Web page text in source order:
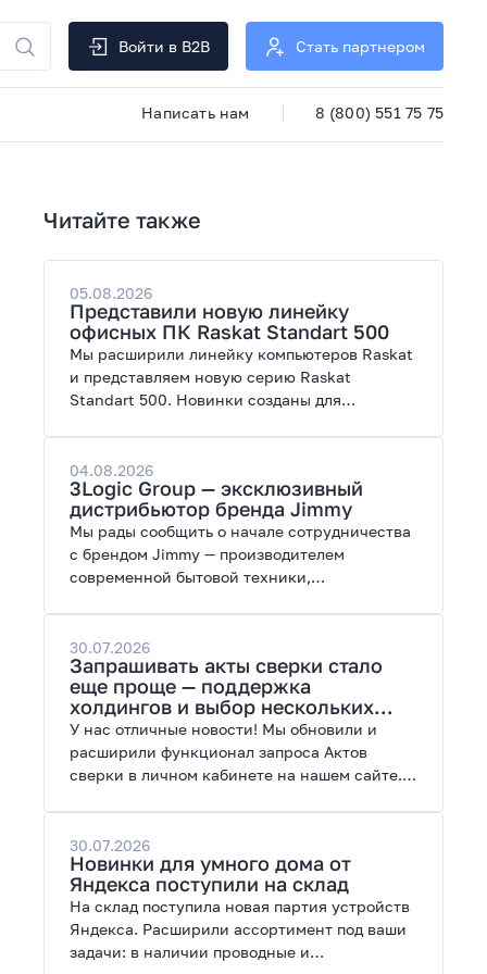
Войти в B2B Стать партнером
Написать нам 8 (800) 551 75 75
Читайте также
05.08.2026
Представили новую линейку
офисных ПК Raskat Standart 500
Мы расширили линейку компьютеров Raskat
и представляем новую серию Raskat
Standart 500. Новинки созданы для
энергоэффективность и широкие
возможности модернизации.
04.08.2026
3Logic Group — эксклюзивный
дистрибьютор бренда Jimmy
Мы рады сообщить о начале сотрудничества
с брендом Jimmy — производителем
современной бытовой техники,
30.07.2026
Запрашивать акты сверки стало
еще проще — поддержка
холдингов и выбор нескольких
периодов
У нас отличные новости! Мы обновили и
расширили функционал запроса Актов
сверки в личном кабинете на нашем сайте.
30.07.2026
Новинки для умного дома от
Яндекса поступили на склад
На склад поступила новая партия устройств
Яндекса. Расширили ассортимент под ваши
задачи: в наличии проводные и